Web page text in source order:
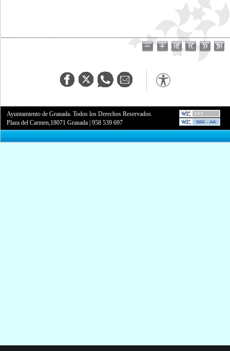
Ayuntamiento de Granada. Todos los Derechos Reservados.
Plaza del Carmen,18071 Granada |958 539 697